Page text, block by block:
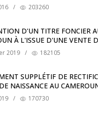
/ 203260
D'UN TITRE FONCIER
À L'ISSUE D'UNE VENTE
2019 / 182105
SUPPLÉTIF DE
NAISSANCE AU
/ 170730